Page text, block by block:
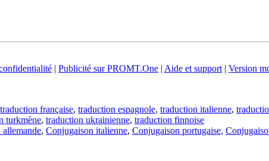
| Publicité sur PROMT.One | Aide et support | Version
traduction française, traduction espagnole, traduction italienne,
turkmène, traduction ukrainienne, traduction finnoise
, Conjugaison italienne, Conjugaison portugaise,